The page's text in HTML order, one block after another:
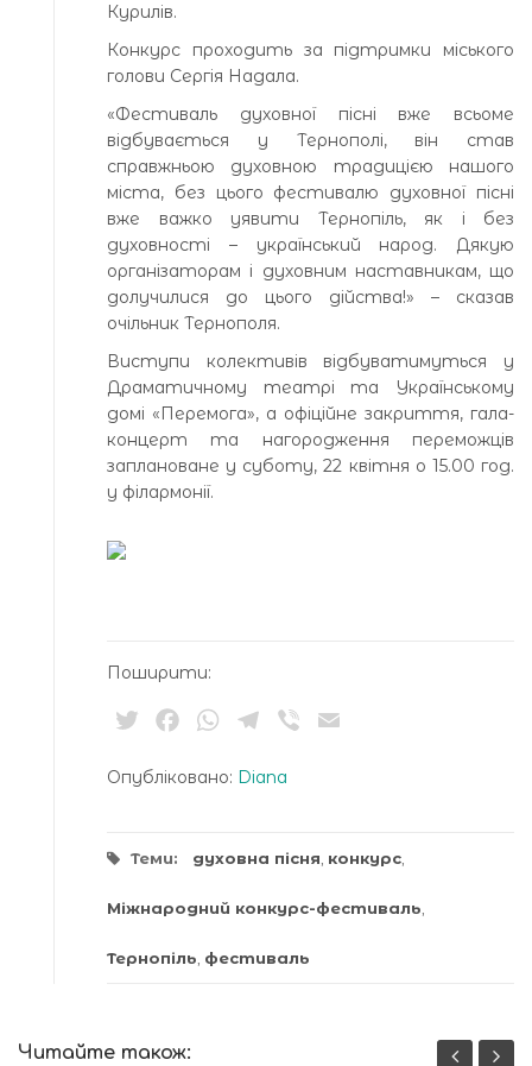
Курилів.
Конкурс проходить за підтримки міського
голови Сергія Надала.
«Фестиваль духовної пісні вже всьоме
відбувається у Тернополі, він став
справжньою духовною традицією нашого
міста, без цього фестивалю духовної пісні
вже важко уявити Тернопіль, як і без
духовності – український народ. Дякую
організаторам і духовним наставникам, що
долучилися до цього дійства!» – сказав
очільник Тернополя.
Виступи колективів відбуватимуться у
Драматичному театрі та Українському
домі «Перемога», а офіційне закриття, гала-
концерт та нагородження переможців
заплановане у суботу, 22 квітня о 15.00 год.
у філармонії.
Поширити:
TwitterFacebookWhatsApp
Telegram
Viber
Опубліковано: Diana
Теми: духовна пісня, конкурс,
Міжнародний конкурс-фестиваль,
Тернопіль, фестиваль
Читайте також: